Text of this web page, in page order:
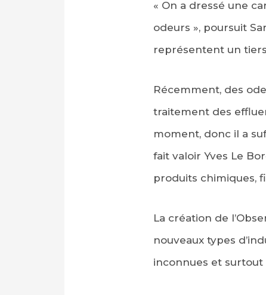
« On a dressé une
odeurs », poursuit
représentent un
Récemment, des
traitement des
moment, donc il a
fait valoir Yves Le
produits chimiques,
La création de
nouveaux types
inconnues et surtout